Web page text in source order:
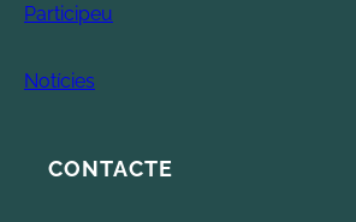
Participeu
Notícies
CONTACTE